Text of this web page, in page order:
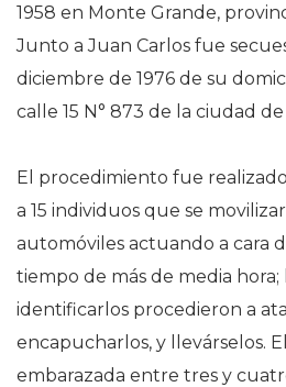
1958 en Monte Grande,
Junto a Juan Carlos fue
diciembre de 1976 de su
calle 15 N° 873 de la ciudad
El procedimiento fue
a 15 individuos que se
automóviles actuando a cara
tiempo de más de media
identificarlos procedieron a
encapucharlos, y llevárselos.
embarazada entre tres y